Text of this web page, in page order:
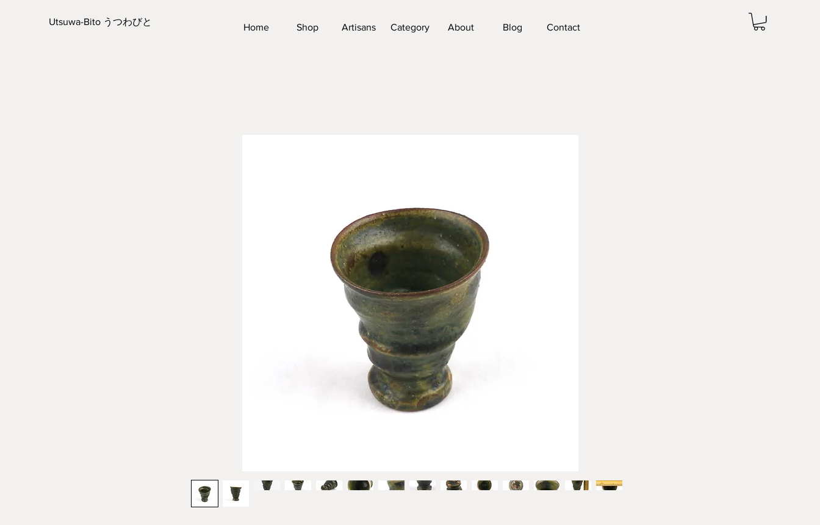
Utsuwa-Bito うつわびと
Home Shop Artisans Category About Blog Contact